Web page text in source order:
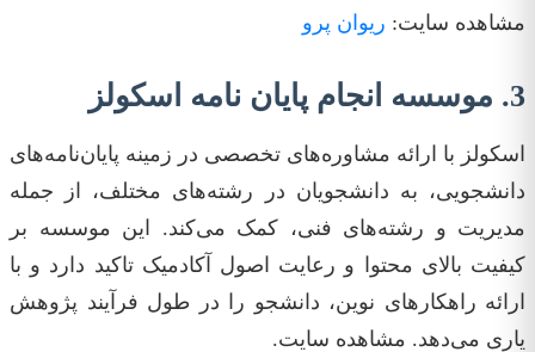
مشاهده سایت: ریوان پرو
3. موسسه انجام پایان نامه اسکولز
اسکولز با ارائه مشاوره‌های تخصصی در زمینه پایان‌نامه‌های
دانشجویی، به دانشجویان در رشته‌های مختلف، از جمله
مدیریت و رشته‌های فنی، کمک می‌کند. این موسسه بر
کیفیت‌ بالای محتوا و رعایت اصول آکادمیک تاکید دارد و با
ارائه راهکارهای نوین، دانشجو را در طول فرآیند پژوهش
یاری می‌دهد. مشاهده سایت.